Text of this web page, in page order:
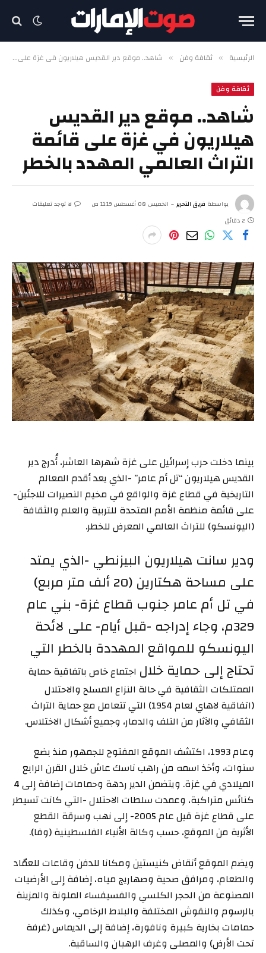
الرئيسية » ثقافة وفن » شاهد.. موقع دير القديس هيلاريون في غزة على قائمة التراث العالمي المهدد بالخطر
ثقافة وفن
شاهد.. موقع دير القديس
هيلاريون في غزة على قائمة
التراث العالمي المهدد بالخطر
بواسطة فريق التحرير الخميس 08 أغسطس 11:19 ص
لا توجد تعليقات
2 دقائق
بينما دخلت حرب إسرائيل على غزة شهرها العاشر، أُدرج دير
القديس هيلاريون “تل أم عامر” -الذي يعد أقدم المعالم
التاريخية في قطاع غزة والواقع في مخيم النصيرات للاجئين-
على قائمة منظمة الأمم المتحدة للتربية والعلم والثقافة
(اليونسكو) للتراث العالمي المعرض للخطر.
ودير سانت هيلاريون البيزنطي -الذي يمتد
على مساحة هكتارين (20 ألف متر مربع)
في تل أم عامر جنوب قطاع غزة- بني عام
329م، وجاء إدراجه -قبل أيام- على لائحة
اليونسكو للمواقع المهددة بالخطر التي
تحتاج إلى حماية خلال اجتماع خاص باتفاقية حماية
الممتلكات الثقافية في حالة النزاع المسلح والاحتلال
(اتفاقية لاهاي لعام 1954) التي تتعامل مع حماية التراث
الثقافي والآثار من التلف والدمار، وجميع أشكال الاختلاس.
وعام 1993، اكتشف الموقع المفتوح للجمهور منذ بضع
سنوات، وأخذ اسمه من راهب ناسك عاش خلال القرن الرابع
الميلادي في غزة. ويتضمن الدير ردهة وحمامات إضافة إلى 4
كنائس متراكبة، وعمدت سلطات الاحتلال -التي كانت تسيطر
على قطاع غزة قبل عام 2005- إلى نهب وسرقة القطع
الأثرية من الموقع، حسب وكالة الأنباء الفلسطينية (وفا).
ويضم الموقع أنقاض كنيستين ومكانا للدفن وقاعات للعمّاد
والطعام، ومرافق صحية وصهاريج مياه، إضافة إلى الأرضيات
المصنوعة من الحجر الكلسي والفسيفساء الملونة والمزينة
بالرسوم والنقوش المختلفة والبلاط الرخامي، وكذلك
حمامات بخارية كبيرة ونافورة، إضافة إلى الديماس (غرفة
تحت الأرض) والمصلى وغرف الرهبان والساقية.